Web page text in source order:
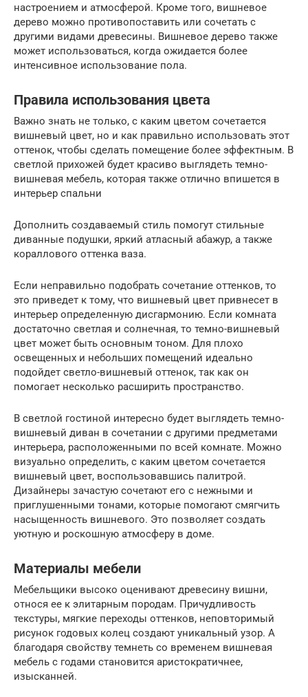
настроением и атмосферой. Кроме того, вишневое
дерево можно противопоставить или сочетать с
другими видами древесины. Вишневое дерево также
может использоваться, когда ожидается более
интенсивное использование пола.
Правила использования цвета
Важно знать не только, с каким цветом сочетается
вишневый цвет, но и как правильно использовать этот
оттенок, чтобы сделать помещение более эффектным. В
светлой прихожей будет красиво выглядеть темно-
вишневая мебель, которая также отлично впишется в
интерьер спальни
Дополнить создаваемый стиль помогут стильные
диванные подушки, яркий атласный абажур, а также
кораллового оттенка ваза.
Если неправильно подобрать сочетание оттенков, то
это приведет к тому, что вишневый цвет привнесет в
интерьер определенную дисгармонию. Если комната
достаточно светлая и солнечная, то темно-вишневый
цвет может быть основным тоном. Для плохо
освещенных и небольших помещений идеально
подойдет светло-вишневый оттенок, так как он
помогает несколько расширить пространство.
В светлой гостиной интересно будет выглядеть темно-
вишневый диван в сочетании с другими предметами
интерьера, расположенными по всей комнате. Можно
визуально определить, с каким цветом сочетается
вишневый цвет, воспользовавшись палитрой.
Дизайнеры зачастую сочетают его с нежными и
приглушенными тонами, которые помогают смягчить
насыщенность вишневого. Это позволяет создать
уютную и роскошную атмосферу в доме.
Материалы мебели
Мебельщики высоко оценивают древесину вишни,
относя ее к элитарным породам. Причудливость
текстуры, мягкие переходы оттенков, неповторимый
рисунок годовых колец создают уникальный узор. А
благодаря свойству темнеть со временем вишневая
мебель с годами становится аристократичнее,
изысканней.